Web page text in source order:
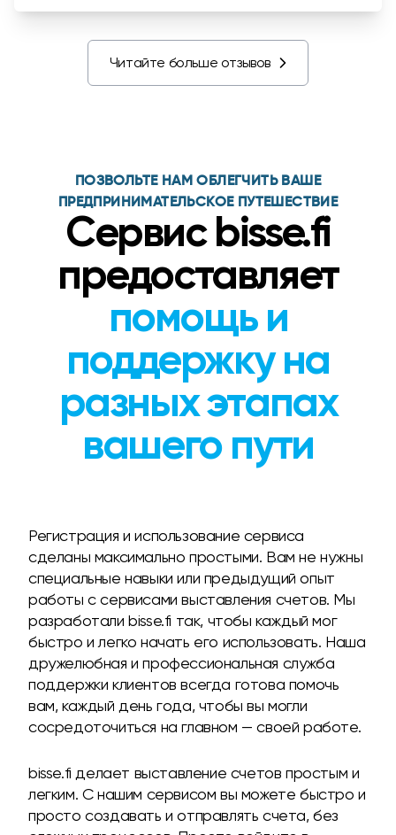
Читайте больше отзывов
ПОЗВОЛЬТЕ НАМ ОБЛЕГЧИТЬ ВАШЕ
ПРЕДПРИНИМАТЕЛЬСКОЕ ПУТЕШЕСТВИЕ
Сервис bisse.fi
предоставляет
помощь и
поддержку на
разных этапах
вашего пути
Регистрация и использование сервиса
сделаны максимально простыми. Вам не нужны
специальные навыки или предыдущий опыт
работы с сервисами выставления счетов. Мы
разработали bisse.fi так, чтобы каждый мог
быстро и легко начать его использовать. Наша
дружелюбная и профессиональная служба
поддержки клиентов всегда готова помочь
вам, каждый день года, чтобы вы могли
сосредоточиться на главном — своей работе.
bisse.fi делает выставление счетов простым и
легким. С нашим сервисом вы можете быстро и
просто создавать и отправлять счета, без